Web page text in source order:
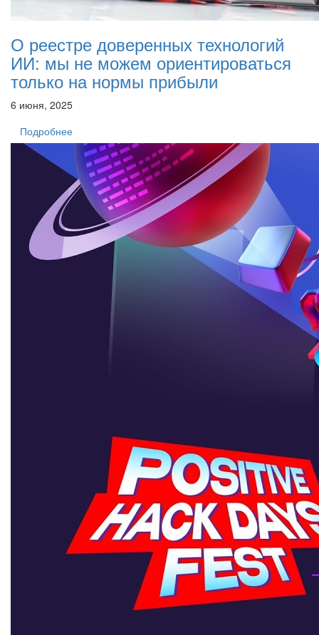
О реестре доверенных технологий
ИИ: мы не можем ориентироваться
только на нормы прибыли
6 июня, 2025
Подробнее